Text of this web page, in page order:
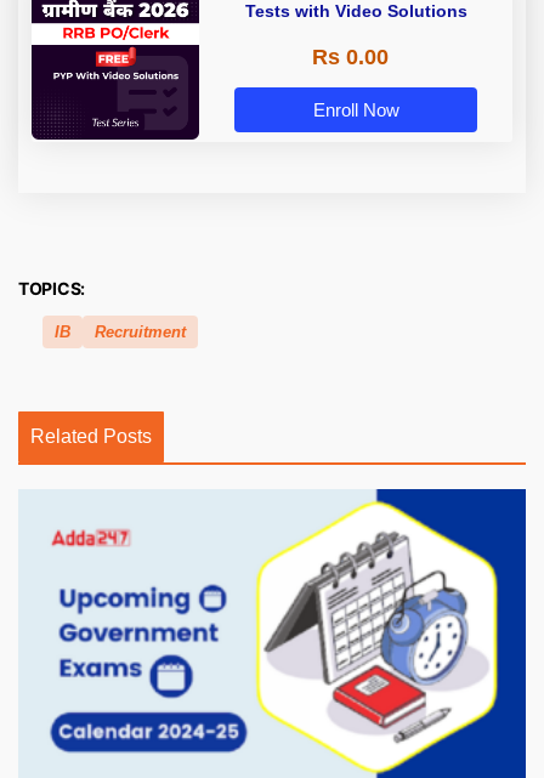
Tests with Video Solutions
Rs 0.00
Enroll Now
TOPICS:
IB Recruitment
Related Posts